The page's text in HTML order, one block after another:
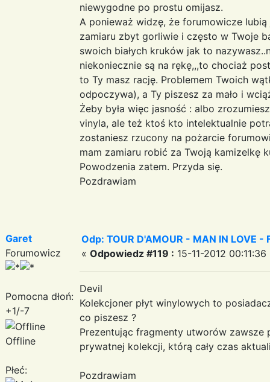
niewygodne po prostu omijasz.
A ponieważ widzę, że forumowicze
zamiaru zbyt gorliwie i często w Twoje
swoich białych kruków jak to
niekoniecznie są na rękę,,,to chociaż
to Ty masz rację. Problemem Twoich
odpoczywa), a Ty piszesz za mało i
Żeby była więc jasność : albo
vinyla, ale też ktoś kto intelektualnie
zostaniesz rzucony na pożarcie
mam zamiaru robić za Twoją kamizelkę
Powodzenia zatem. Przyda się.
Pozdrawiam
Garet
Forumowicz
Pomocna dłoń:
+1/-7
Offline
Płeć:
Odp: TOUR D'AMOUR - MAN IN LOVE
« Odpowiedz #119 : 15-11-2012 00:11:36
Devil
Kolekcjoner płyt winylowych to
co piszesz ?
Prezentując fragmenty utworów zawsze
prywatnej kolekcji, którą cały czas
Pozdrawiam